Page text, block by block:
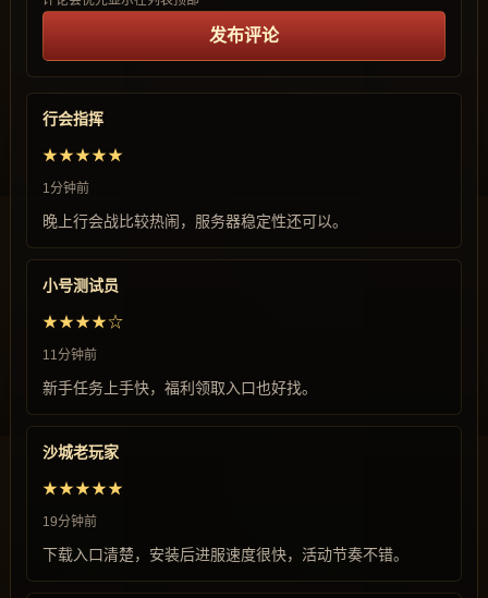
发布评论
行会指挥
★★★★★
1分钟前
晚上行会战比较热闹，服务器稳定性还可以。
小号测试员
★★★★☆
11分钟前
新手任务上手快，福利领取入口也好找。
沙城老玩家
★★★★★
19分钟前
下载入口清楚，安装后进服速度很快，活动节奏不错。